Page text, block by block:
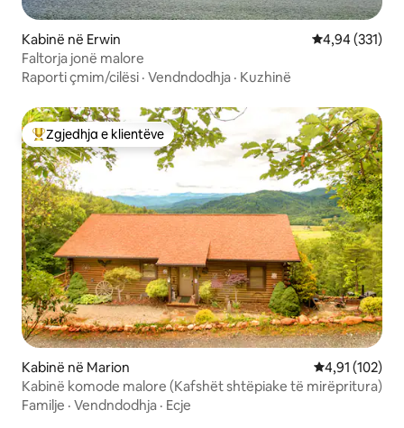
Kabinë në Erwin Vlerësimi
4,94 (331)
Faltorja jonë malore
Raporti çmim/cilësi · Vendndodhja · Kuzhinë
Më të mirat e zgjedhjeve të klientëve
Zgjedhja e klientëve
Kabinë në Marion Vlerësimi
4,91 (102)
Kabinë komode malore (Kafshët shtëpiake të mirëpritura)
Familje · Vendndodhja · Ecje